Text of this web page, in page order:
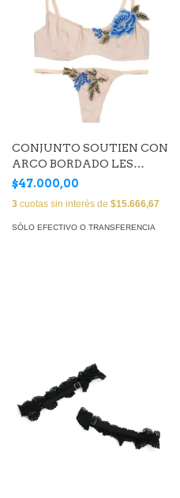
CONJUNTO SOUTIEN CON
ARCO BORDADO LES
FLEURS (Art. BORSET17 )
$47.000,00
3 cuotas sin interés de $15.666,67
SÓLO EFECTIVO O TRANSFERENCIA